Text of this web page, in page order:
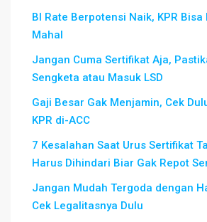
BI Rate Berpotensi Naik, KPR Bisa
Mahal
Jangan Cuma Sertifikat Aja,
Sengketa atau Masuk LSD
Gaji Besar Gak Menjamin, Cek
KPR di-ACC
7 Kesalahan Saat Urus Sertifikat
Harus Dihindari Biar Gak Repot
Jangan Mudah Tergoda dengan
Cek Legalitasnya Dulu